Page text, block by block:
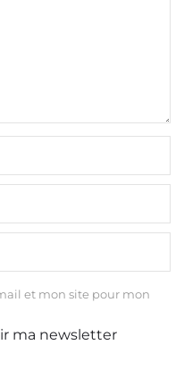
et mon site pour mon
ma newsletter